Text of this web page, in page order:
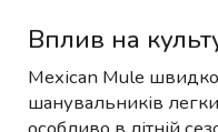
Вплив на
Mexican Mule
шанувальників